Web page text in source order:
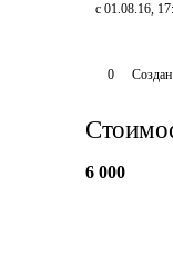
с 01.08.16,
0 Создан
6 000